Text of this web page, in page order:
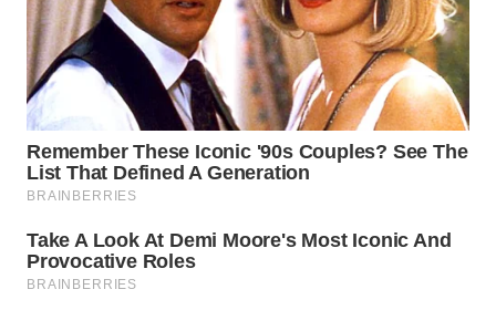
WN
TAPANULI
UTARA
WN
SAMOSIR
PADANG
LAWAS